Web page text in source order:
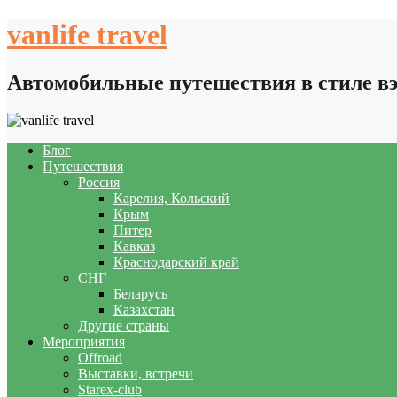
to
vanlife travel
Автомобильные путешествия в стиле
Блог
Путешествия
Россия
Карелия, Кольский
Крым
Питер
Кавказ
Краснодарский край
СНГ
Беларусь
Казахстан
Другие страны
Мероприятия
Offroad
Выставки, встречи
Starex-club